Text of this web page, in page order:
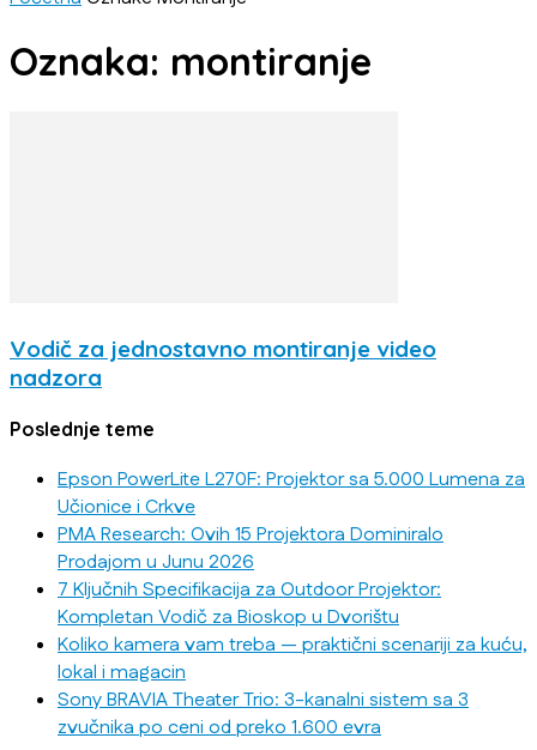
Oznaka: montiranje
Vodič za jednostavno montiranje video
nadzora
Poslednje teme
Epson PowerLite L270F: Projektor sa 5.000 Lumena za
Učionice i Crkve
PMA Research: Ovih 15 Projektora Dominiralo
Prodajom u Junu 2026
7 Ključnih Specifikacija za Outdoor Projektor:
Kompletan Vodič za Bioskop u Dvorištu
Koliko kamera vam treba — praktični scenariji za kuću,
lokal i magacin
Sony BRAVIA Theater Trio: 3-kanalni sistem sa 3
zvučnika po ceni od preko 1.600 evra